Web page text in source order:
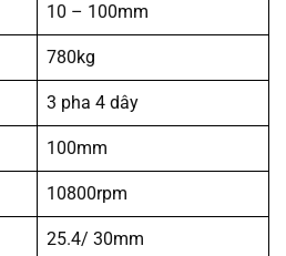
10 – 100mm
780kg
3 pha 4 dây
100mm
10800rpm
25.4/ 30mm